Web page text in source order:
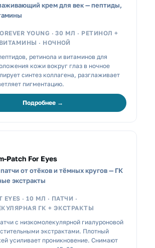
крем для век — пептиды,
YOUNG · 30 МЛ · РЕТИНОЛ +
· НОЧНОЙ
ретинола и витаминов для
кожи вокруг глаз в ночное
синтез коллагена, разглаживает
пигментацию.
Подробнее →
Patch For Eyes
от отёков и тёмных кругов — ГК
экстракты
EYES · 10 МЛ · ПАТЧИ ·
ГК + ЭКСТРАКТЫ
с низкомолекулярной гиалуроновой
экстрактами. Плотный
усиливает проникновение. Снимают